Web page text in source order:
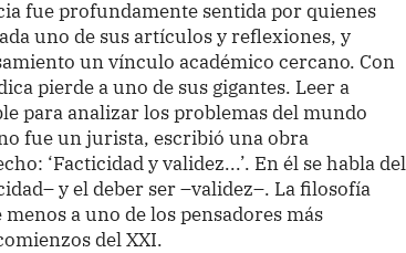
fue profundamente sentida por quienes
uno de sus artículos y reflexiones, y
un vínculo académico cercano. Con
pierde a uno de sus gigantes. Leer a
para analizar los problemas del mundo
fue un jurista, escribió una obra
‘Facticidad y validez...’. En él se habla del
y el deber ser –validez–. La filosofía
a uno de los pensadores más
del XXI.